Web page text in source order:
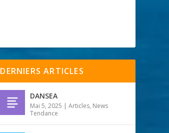
DERNIERS ARTICLES
DANSEA
Mai 5, 2025 |Articles, News
Tendance